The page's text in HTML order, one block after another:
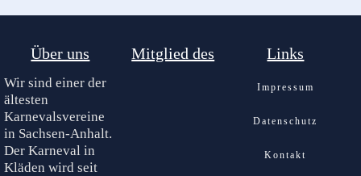
Über uns
Wir sind einer der
ältesten
Karnevalsvereine
in Sachsen-Anhalt.
Der Karneval in
Kläden wird seit
Mitglied des Links
Impressum
Datenschutz
Kontakt